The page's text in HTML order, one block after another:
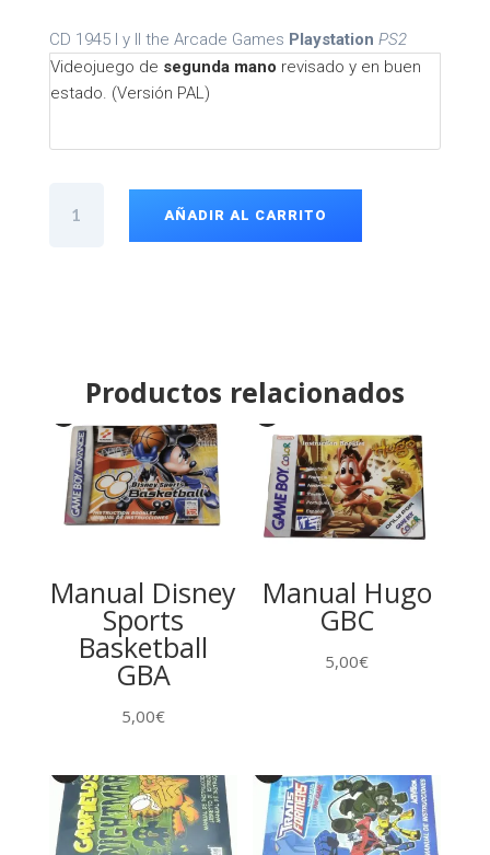
CD 1945 I y II the Arcade Games Playstation PS2
Videojuego de segunda mano revisado y en buen
estado. (Versión PAL)
1945
AÑADIR AL CARRITO
Productos relacionados
Manual Disney
Sports
Basketball
GBA
5,00€
Manual Hugo
GBC
5,00€